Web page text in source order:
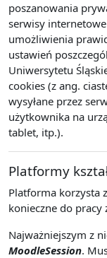
poszanowania
serwisy
umożliwienia
ustawień
Uniwersytetu
cookies (z ang.
wysyłane przez
użytkownika na
tablet, itp.).
Platformy
Platforma korzysta
konieczne do pracy
Najważniejszym z
MoodleSession.